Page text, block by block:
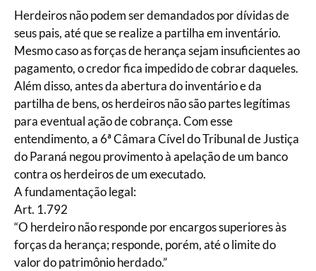
Herdeiros não podem ser demandados por dívidas de
seus pais, até que se realize a partilha em inventário.
Mesmo caso as forças de herança sejam insuficientes ao
pagamento, o credor fica impedido de cobrar daqueles.
Além disso, antes da abertura do inventário e da
partilha de bens, os herdeiros não são partes legítimas
para eventual ação de cobrança. Com esse
entendimento, a 6ª Câmara Cível do Tribunal de Justiça
do Paraná negou provimento à apelação de um banco
contra os herdeiros de um executado.
A fundamentação legal:
Art. 1.792
“O herdeiro não responde por encargos superiores às
forças da herança; responde, porém, até o limite do
valor do patrimônio herdado.”